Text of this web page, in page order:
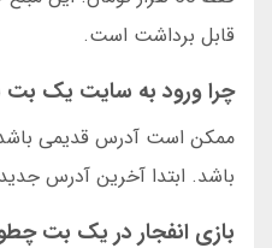
قابل برداشت است.
چرا ورود به سایت یک
ممکن است آدرس قدیمی باشد
باشد. ابتدا آخرین آدرس
بازی انفجار در یک بت